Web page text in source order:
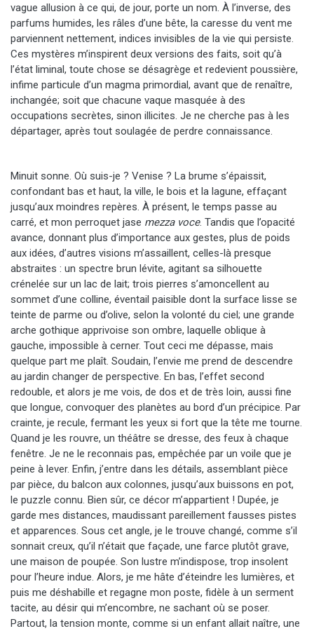
vague allusion à ce qui, de jour, porte un nom. À l’inverse, des
parfums humides, les râles d’une bête, la caresse du vent me
parviennent nettement, indices invisibles de la vie qui persiste.
Ces mystères m’inspirent deux versions des faits, soit qu’à
l’état liminal, toute chose se désagrège et redevient poussière,
infime particule d’un magma primordial, avant que de renaître,
inchangée; soit que chacune vaque masquée à des
occupations secrètes, sinon illicites. Je ne cherche pas à les
départager, après tout soulagée de perdre connaissance.
Minuit sonne. Où suis-je ? Venise ? La brume s’épaissit,
confondant bas et haut, la ville, le bois et la lagune, effaçant
jusqu’aux moindres repères. À présent, le temps passe au
carré, et mon perroquet jase mezza voce. Tandis que l’opacité
avance, donnant plus d’importance aux gestes, plus de poids
aux idées, d’autres visions m’assaillent, celles-là presque
abstraites : un spectre brun lévite, agitant sa silhouette
crénelée sur un lac de lait; trois pierres s’amoncellent au
sommet d’une colline, éventail paisible dont la surface lisse se
teinte de parme ou d’olive, selon la volonté du ciel; une grande
arche gothique apprivoise son ombre, laquelle oblique à
gauche, impossible à cerner. Tout ceci me dépasse, mais
quelque part me plaît. Soudain, l’envie me prend de descendre
au jardin changer de perspective. En bas, l’effet second
redouble, et alors je me vois, de dos et de très loin, aussi fine
que longue, convoquer des planètes au bord d’un précipice. Par
crainte, je recule, fermant les yeux si fort que la tête me tourne.
Quand je les rouvre, un théâtre se dresse, des feux à chaque
fenêtre. Je ne le reconnais pas, empêchée par un voile que je
peine à lever. Enfin, j’entre dans les détails, assemblant pièce
par pièce, du balcon aux colonnes, jusqu’aux buissons en pot,
le puzzle connu. Bien sûr, ce décor m’appartient ! Dupée, je
garde mes distances, maudissant pareillement fausses pistes
et apparences. Sous cet angle, je le trouve changé, comme s’il
sonnait creux, qu’il n’était que façade, une farce plutôt grave,
une maison de poupée. Son lustre m’indispose, trop insolent
pour l’heure indue. Alors, je me hâte d’éteindre les lumières, et
puis me déshabille et regagne mon poste, fidèle à un serment
tacite, au désir qui m’encombre, ne sachant où se poser.
Partout, la tension monte, comme si un enfant allait naître, une